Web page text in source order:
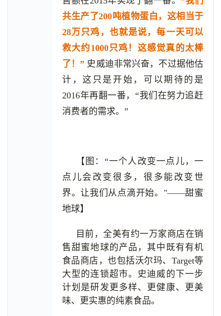
共生产了200吨植物蛋白，这相当于
28万只鸡，也就是说，每一天可以
救大约1000只鸡！这感觉真的太棒
了！” 史威迪非常兴奋，不过据他估
计，这只是开始，可以期待的是
2016年再翻一番，“我们在努力追赶
消费者的需求。”
【图：“一个人改变一点儿，一
点儿会改变很多，很多能改变世
界。让我们从点滴开始。"——甜蜜
地球】
目前，全美有约一万家商店在销
售甜蜜地球的产品，其中既有有机
食品商店，也包括沃尔玛、Target等
大型的连锁超市。史迪威的下一步
计划是研发更多样、更健康、更美
味、更实惠的纯素食品。